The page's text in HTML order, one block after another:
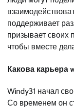
поддерживает
призывает своих
чтобы вместе
Какова карьера
Windy31 начал
Со временем он